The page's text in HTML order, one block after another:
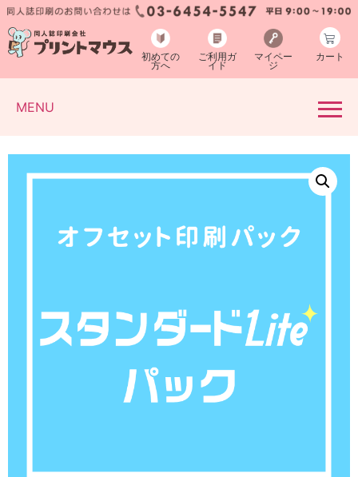
初めての
方へ
ご利用ガ
イド
マイペー
ジ
カート
MENU